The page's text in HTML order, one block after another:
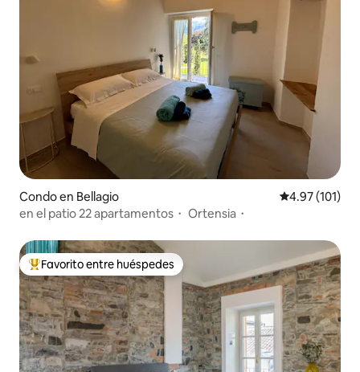
Condo en Bellagio Calificación
4.97 (101)
en el patio 22 apartamentos・ Ortensia・
Favorito entre huéspedes preferido
Favorito entre huéspedes